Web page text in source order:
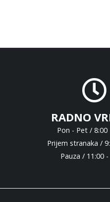
RADNO
Pon - Pet / 8:00
Prijem stranaka /
Pauza / 11:00